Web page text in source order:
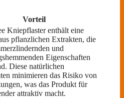
Vorteil
Kniepflaster enthält eine
pflanzlichen Extrakten, die
und
Eigenschaften
Diese natürlichen
minimieren das Risiko von
was das Produkt für
attraktiv macht.